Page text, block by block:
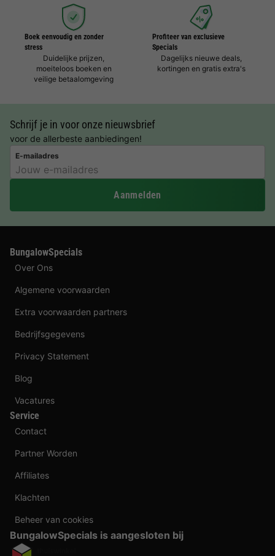
Boek eenvoudig en zonder
stress
Duidelijke prijzen,
moeiteloos boeken en
veilige betaalomgeving
Profiteer van exclusieve
Specials
Dagelijks nieuwe deals,
kortingen en gratis extra's
Schrijf je in voor onze nieuwsbrief
voor de allerbeste aanbiedingen!
E-mailadres
Aanmelden
BungalowSpecials
Over Ons
Algemene voorwaarden
Extra voorwaarden partners
Bedrijfsgegevens
Privacy Statement
Blog
Vacatures
Service
Contact
Partner Worden
Affiliates
Klachten
Beheer van cookies
BungalowSpecials is aangesloten bij